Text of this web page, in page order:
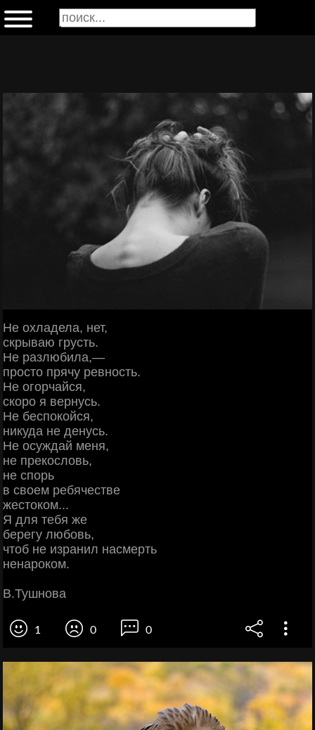
Не охладела, нет,
скрываю грусть.
Не разлюбила,—
просто прячу ревность.
Не огорчайся,
скоро я вернусь.
Не беспокойся,
никуда не денусь.
Не осуждай меня,
не прекословь,
не спорь
в своем ребячестве
жестоком...
Я для тебя же
берегу любовь,
чтоб не изранил насмерть
ненароком.
В.Тушнова
1 0 0